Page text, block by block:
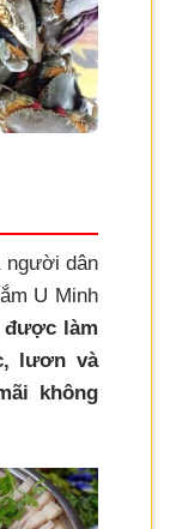
người dân
U Minh
được làm
lươn và
không